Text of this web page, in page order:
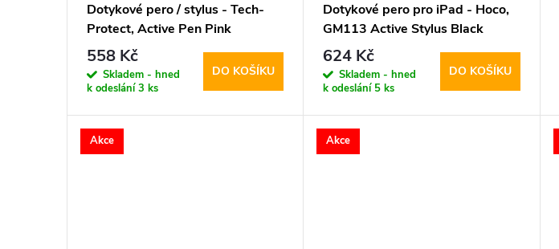
Dotykové pero / stylus - Tech-
Protect, Active Pen Pink
558 Kč
Skladem - hned
k odeslání3 ks
DO KOŠÍKU
Dotykové pero pro iPad - Hoco,
GM113 Active Stylus Black
624 Kč
Skladem - hned
k odeslání 5 ks
DO KOŠÍKU
Akce Akce